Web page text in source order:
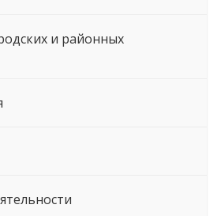
и районных